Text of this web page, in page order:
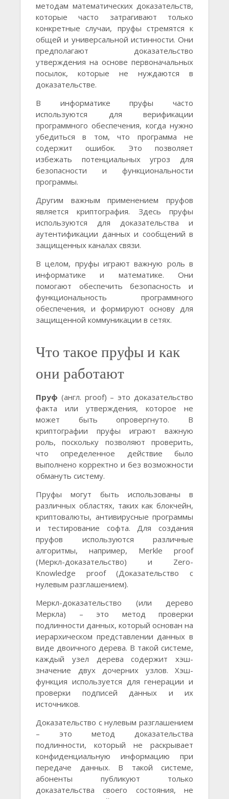
методам математических доказательств,
которые часто затрагивают только
конкретные случаи, пруфы стремятся к
общей и универсальной истинности. Они
предполагают доказательство
утверждения на основе первоначальных
посылок, которые не нуждаются в
доказательстве.
В информатике пруфы часто
используются для верификации
программного обеспечения, когда нужно
убедиться в том, что программа не
содержит ошибок. Это позволяет
избежать потенциальных угроз для
безопасности и функциональности
программы.
Другим важным применением пруфов
является криптография. Здесь пруфы
используются для доказательства и
аутентификации данных и сообщений в
защищенных каналах связи.
В целом, пруфы играют важную роль в
информатике и математике. Они
помогают обеспечить безопасность и
функциональность программного
обеспечения, и формируют основу для
защищенной коммуникации в сетях.
Что такое пруфы и как
они работают
Пруф (англ. proof) – это доказательство
факта или утверждения, которое не
может быть опровергнуто. В
криптографии пруфы играют важную
роль, поскольку позволяют проверить,
что определенное действие было
выполнено корректно и без возможности
обмануть систему.
Пруфы могут быть использованы в
различных областях, таких как блокчейн,
криптовалюты, антивирусные программы
и тестирование софта. Для создания
пруфов используются различные
алгоритмы, например, Merkle proof
(Меркл-доказательство) и Zero-
Knowledge proof (Доказательство с
нулевым разглашением).
Меркл-доказательство (или дерево
Меркла) – это метод проверки
подлинности данных, который основан на
иерархическом представлении данных в
виде двоичного дерева. В такой системе,
каждый узел дерева содержит хэш-
значение двух дочерних узлов. Хэш-
функция используется для генерации и
проверки подписей данных и их
источников.
Доказательство с нулевым разглашением
– это метод доказательства
подлинности, который не раскрывает
конфиденциальную информацию при
передаче данных. В такой системе,
абоненты публикуют только
доказательства своего состояния, не